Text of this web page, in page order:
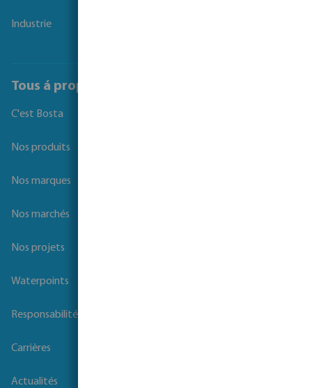
Industrie
Tous á propos de Bosta
C'est Bosta
Nos produits
Nos marques
Nos marchés
Nos projets
Waterpoints
Responsabilité sociale des entreprises
Carrières
Actualités